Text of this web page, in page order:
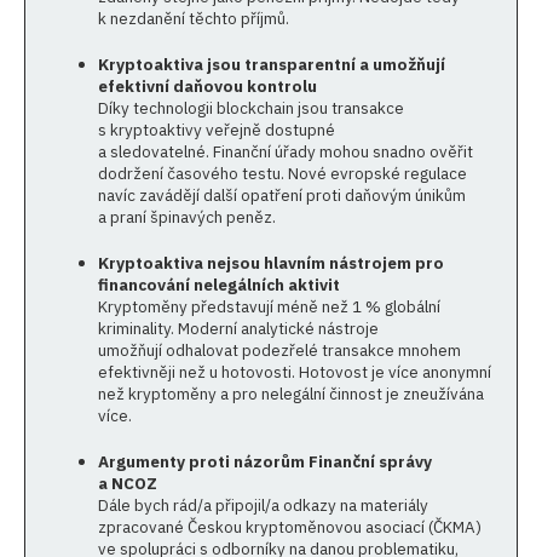
k nezdanění těchto příjmů.
Kryptoaktiva jsou transparentní a umožňují
efektivní daňovou kontrolu
Díky technologii blockchain jsou transakce
s kryptoaktivy veřejně dostupné
a sledovatelné. Finanční úřady mohou snadno ověřit
dodržení časového testu. Nové evropské regulace
navíc zavádějí další opatření proti daňovým únikům
a praní špinavých peněz.
Kryptoaktiva nejsou hlavním nástrojem pro
financování nelegálních aktivit
Kryptoměny představují méně než 1 % globální
kriminality. Moderní analytické nástroje
umožňují odhalovat podezřelé transakce mnohem
efektivněji než u hotovosti. Hotovost je více anonymní
než kryptoměny a pro nelegální činnost je zneužívána
více.
Argumenty proti názorům Finanční správy
a NCOZ
Dále bych rád/a připojil/a odkazy na materiály
zpracované Českou kryptoměnovou asociací (ČKMA)
ve spolupráci s odborníky na danou problematiku,